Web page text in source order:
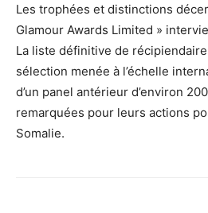
Les trophées et distinctions
Glamour Awards Limited »
La liste définitive de
sélection menée à l’échelle
d’un panel antérieur d’environ
remarquées pour leurs actions
Somalie.